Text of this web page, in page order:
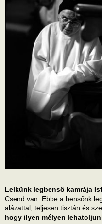
Lelkünk legbenső kamrája
Csend van. Ebbe a bensőnk
alázattal, teljesen tisztán és
hogy ilyen mélyen